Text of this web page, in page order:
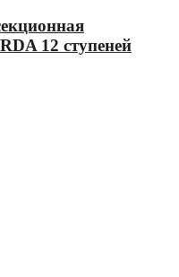
12 ступеней